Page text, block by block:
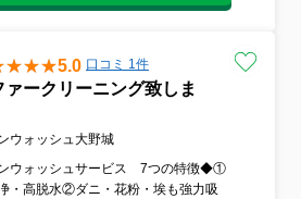
5.0 口コミ 1件
ァークリーニング致しま
ウォッシュ大野城
ウォッシュサービス 7つの特徴◆①
・高脱水②ダニ・花粉・埃も強力吸